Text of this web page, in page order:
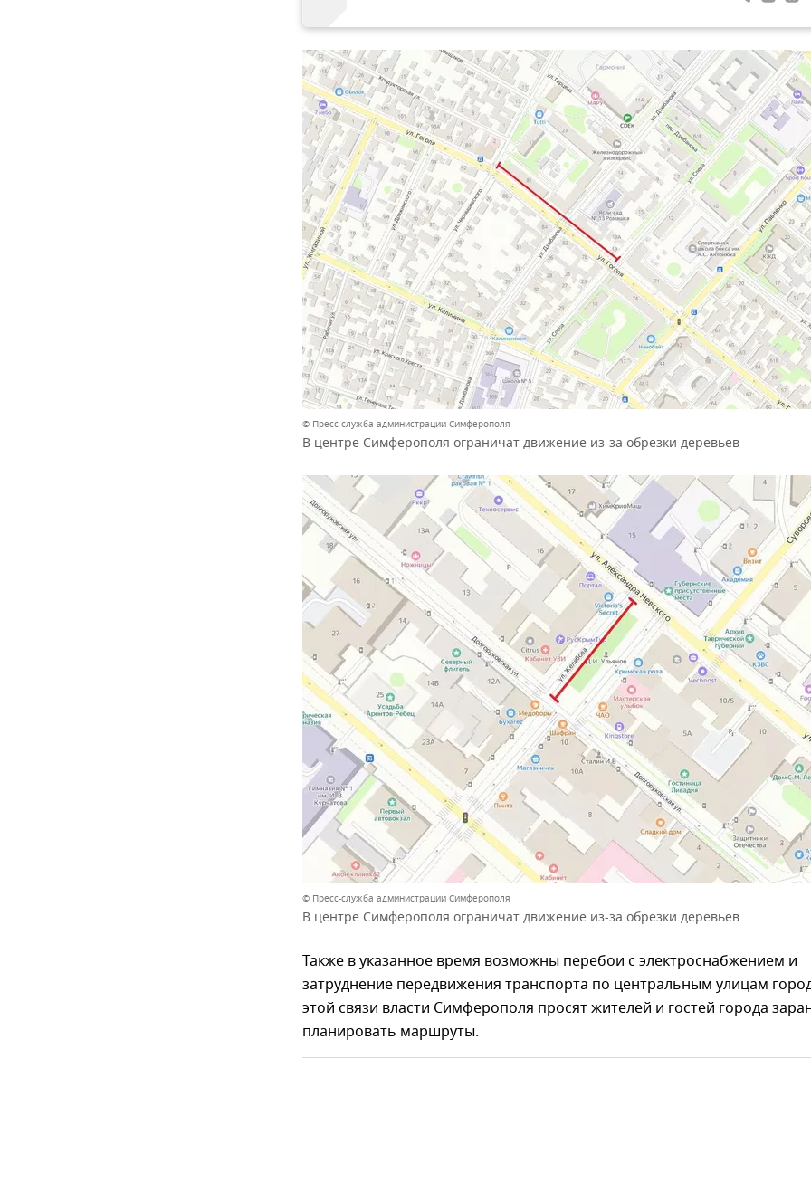
© Пресс-служба администрации Симферополя
В центре Симферополя ограничат движение из-за обрезки деревьев
© Пресс-служба администрации Симферополя
В центре Симферополя ограничат движение из-за обрезки деревьев
Также в указанное время возможны перебои с электроснабжением и
затруднение передвижения транспорта по центральным улицам
этой связи власти Симферополя просят жителей и гостей города
планировать маршруты.